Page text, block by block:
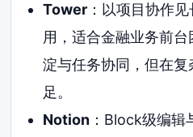
Tower：以项目协作
用，适合金融业务前
淀与任务协同，但在
足。
Notion：Block级编辑